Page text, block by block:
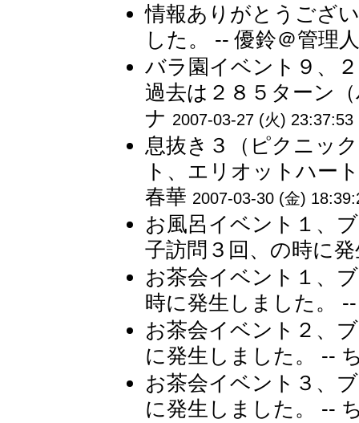
情報ありがとうござ
した。 -- 優鈴＠管理
バラ園イベント９、
過去は２８５ターン
ナ 2007-03-27 (火) 23:37:53
息抜き３（ピクニッ
ト、エリオットハー
春華 2007-03-30 (金)
お風呂イベント１、
子訪問３回、の時に
お茶会イベント１、
時に発生しました。
お茶会イベント２、
に発生しました。 --
お茶会イベント３、
に発生しました。 --